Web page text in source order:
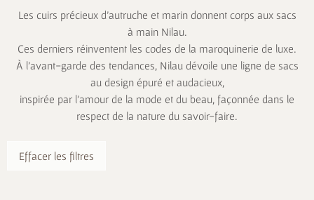
Les cuirs précieux d’autruche et marin donnent corps aux sacs
à main Nilau.
Ces derniers réinventent les codes de la maroquinerie de luxe.
À l’avant-garde des tendances, Nilau dévoile une ligne de sacs
au design épuré et audacieux,
inspirée par l’amour de la mode et du beau, façonnée dans le
respect de la nature du savoir-faire.
Effacer les filtres